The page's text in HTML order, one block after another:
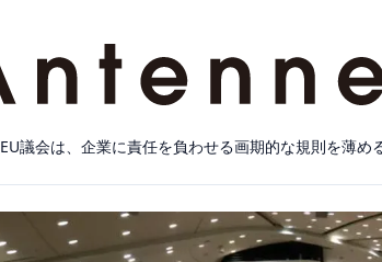
EU議会は、企業に責任を負わせる画期的な規則を薄め